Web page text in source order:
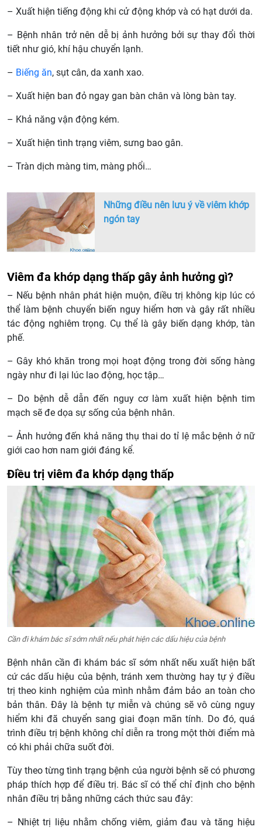
– Xuất hiện tiếng động khi cử động khớp và có hạt dưới da.
– Bệnh nhân trở nên dễ bị ảnh hưởng bởi sự thay đổi thời
tiết như gió, khí hậu chuyển lạnh.
– Biếng ăn, sụt cân, da xanh xao.
– Xuất hiện ban đỏ ngay gan bàn chân và lòng bàn tay.
– Khả năng vận động kém.
– Xuất hiện tình trạng viêm, sưng bao gân.
– Tràn dịch màng tim, màng phổi…
Những điều nên lưu ý về viêm khớp
ngón tay
Viêm đa khớp dạng thấp gây ảnh hưởng gì?
– Nếu bệnh nhân phát hiện muộn, điều trị không kịp lúc có
thể làm bệnh chuyển biến nguy hiểm hơn và gây rất nhiều
tác động nghiêm trọng. Cụ thể là gây biến dạng khớp, tàn
phế.
– Gây khó khăn trong mọi hoạt động trong đời sống hàng
ngày như đi lại lúc lao động, học tập…
– Do bệnh dễ dẫn đến nguy cơ làm xuất hiện bệnh tim
mạch sẽ đe dọa sự sống của bệnh nhân.
– Ảnh hưởng đến khả năng thụ thai do tỉ lệ mắc bệnh ở nữ
giới cao hơn nam giới đáng kể.
Điều trị viêm đa khớp dạng thấp
Cần đi khám bác sĩ sớm nhất nếu phát hiện các dấu hiệu của bệnh
Bệnh nhân cần đi khám bác sĩ sớm nhất nếu xuất hiện bất
cứ các dấu hiệu của bệnh, tránh xem thường hay tự ý điều
trị theo kinh nghiệm của mình nhằm đảm bảo an toàn cho
bản thân. Đây là bệnh tự miễn và chúng sẽ vô cùng nguy
hiểm khi đã chuyển sang giai đoạn mãn tính. Do đó, quá
trình điều trị bệnh không chỉ diễn ra trong một thời điểm mà
có khi phải chữa suốt đời.
Tùy theo từng tình trạng bệnh của người bệnh sẽ có phương
pháp thích hợp để điều trị. Bác sĩ có thể chỉ định cho bệnh
nhân điều trị bằng những cách thức sau đây:
– Nhiệt trị liệu nhằm chống viêm, giảm đau và tăng hiệu